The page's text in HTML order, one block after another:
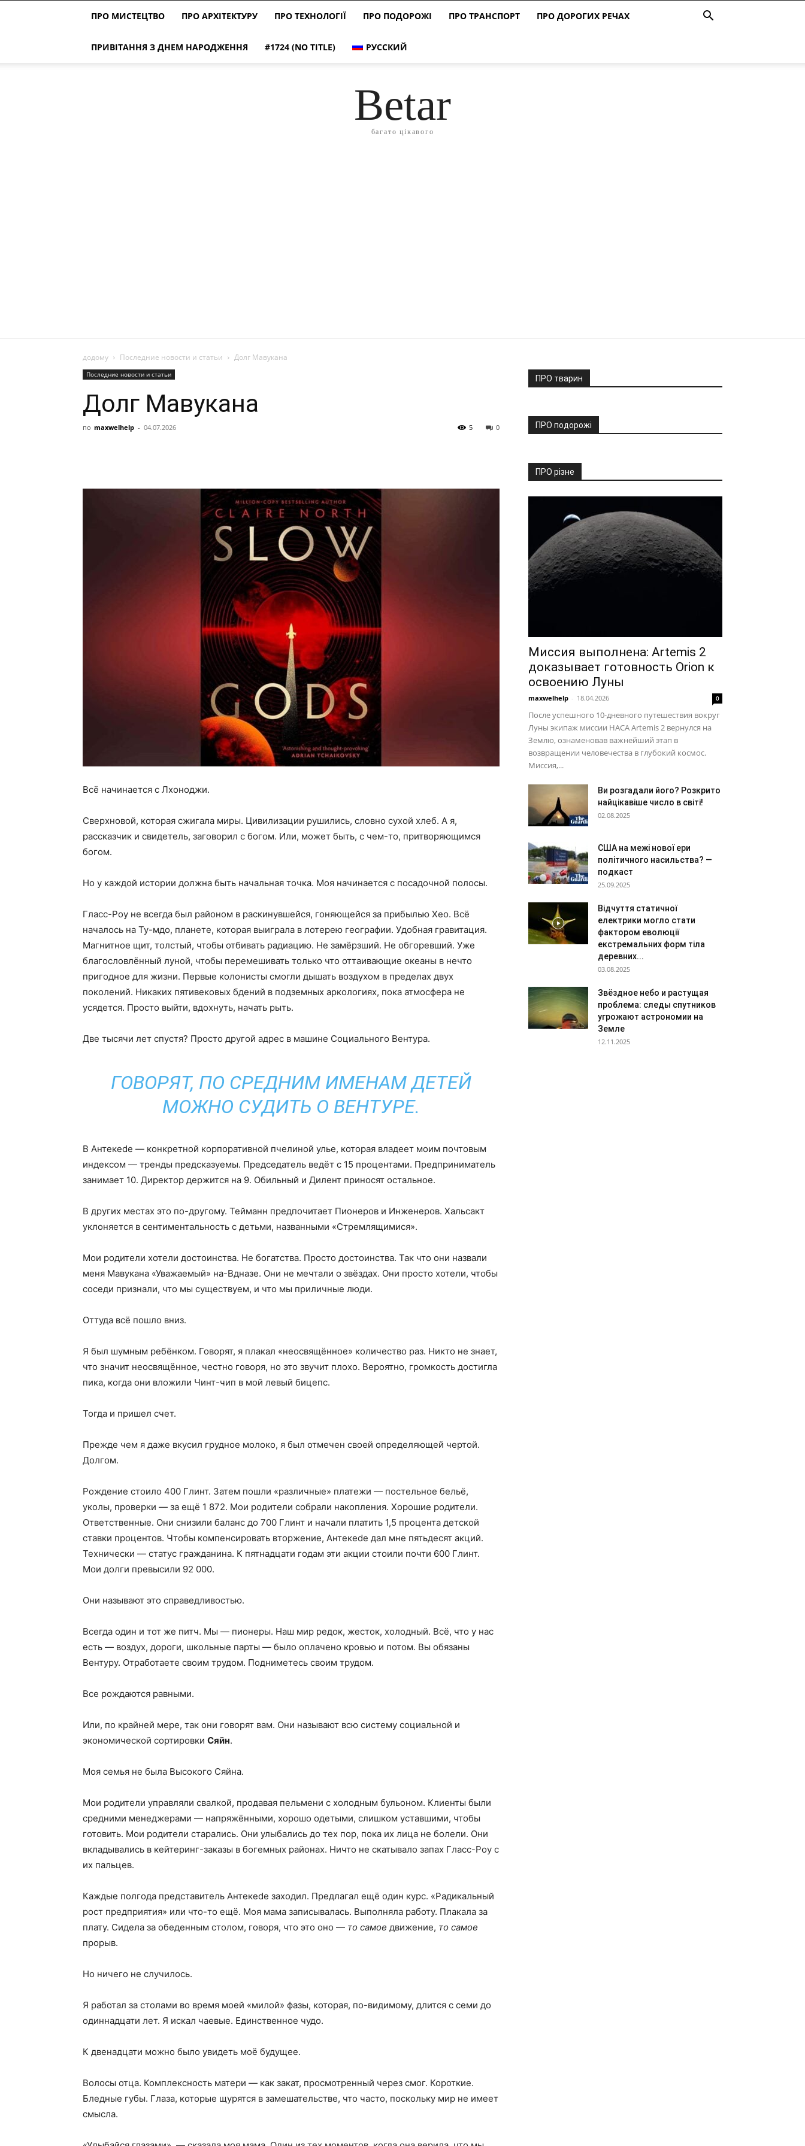
ПРО МИСТЕЦТВО ПРО АРХІТЕКТУРУ ПРО ТЕХНОЛОГІЇ ПРО ПОДОРОЖІ ПРО ТРАНСПОРТ ПРО ДОРОГИХ РЕЧАХ
ПРИВІТАННЯ З ДНЕМ НАРОДЖЕННЯ #1724 (NO TITLE) РУССКИЙ
Betar
багато цікавого
додому Последние новости и статьи Долг Мавукана
Последние новости и статьи
Долг Мавукана
по maxwelhelp - 04.07.2026 0
5
Всё начинается с Лхоноджи.
Сверхновой, которая сжигала миры. Цивилизации рушились, словно сухой хлеб. А я,
рассказчик и свидетель, заговорил с богом. Или, может быть, с чем-то, притворяющимся
богом.
Но у каждой истории должна быть начальная точка. Моя начинается с посадочной полосы.
Гласс-Роу не всегда был районом в раскинувшейся, гоняющейся за прибылью Хео. Всё
началось на Ту-мдо, планете, которая выиграла в лотерею географии. Удобная гравитация.
Магнитное щит, толстый, чтобы отбивать радиацию. Не замёрзший. Не обгоревший. Уже
благословлённый луной, чтобы перемешивать только что оттаивающие океаны в нечто
пригодное для жизни. Первые колонисты смогли дышать воздухом в пределах двух
поколений. Никаких пятивековых бдений в подземных аркологиях, пока атмосфера не
усядется. Просто выйти, вдохнуть, начать рыть.
Две тысячи лет спустя? Просто другой адрес в машине Социального Вентура.
ГОВОРЯТ, ПО СРЕДНИМ ИМЕНАМ ДЕТЕЙ
МОЖНО СУДИТЬ О ВЕНТУРЕ.
В Антекede — конкретной корпоративной пчелиной улье, которая владеет моим почтовым
индексом — тренды предсказуемы. Председатель ведёт с 15 процентами. Предприниматель
занимает 10. Директор держится на 9. Обильный и Дилент приносят остальное.
В других местах это по-другому. Тейманн предпочитает Пионеров и Инженеров. Хальсакт
уклоняется в сентиментальность с детьми, названными «Стремлящимися».
Мои родители хотели достоинства. Не богатства. Просто достоинства. Так что они назвали
меня Мавукана «Уважаемый» на-Вдназе. Они не мечтали о звёздах. Они просто хотели, чтобы
соседи признали, что мы существуем, и что мы приличные люди.
Оттуда всё пошло вниз.
Я был шумным ребёнком. Говорят, я плакал «неосвящённое» количество раз. Никто не знает,
что значит неосвящённое, честно говоря, но это звучит плохо. Вероятно, громкость достигла
пика, когда они вложили Чинт-чип в мой левый бицепс.
Тогда и пришел счет.
Прежде чем я даже вкусил грудное молоко, я был отмечен своей определяющей чертой.
Долгом.
Рождение стоило 400 Глинт. Затем пошли «различные» платежи — постельное бельё,
уколы, проверки — за ещё 1 872. Мои родители собрали накопления. Хорошие родители.
Ответственные. Они снизили баланс до 700 Глинт и начали платить 1,5 процента детской
ставки процентов. Чтобы компенсировать вторжение, Антекede дал мне пятьдесят акций.
Технически — статус гражданина. К пятнадцати годам эти акции стоили почти 600 Глинт.
Мои долги превысили 92 000.
Они называют это справедливостью.
Всегда один и тот же питч. Мы — пионеры. Наш мир редок, жесток, холодный. Всё, что у нас
есть — воздух, дороги, школьные парты — было оплачено кровью и потом. Вы обязаны
Вентуру. Отработаете своим трудом. Подниметесь своим трудом.
Все рождаются равными.
Или, по крайней мере, так они говорят вам. Они называют всю систему социальной и
экономической сортировки Сяйн.
Моя семья не была Высокого Сяйна.
Мои родители управляли свалкой, продавая пельмени с холодным бульоном. Клиенты были
средними менеджерами — напряжёнными, хорошо одетыми, слишком уставшими, чтобы
готовить. Мои родители старались. Они улыбались до тех пор, пока их лица не болели. Они
вкладывались в кейтеринг-заказы в богемных районах. Ничто не скатывало запах Гласс-Роу с
их пальцев.
Каждые полгода представитель Антекede заходил. Предлагал ещё один курс. «Радикальный
рост предприятия» или что-то ещё. Моя мама записывалась. Выполняла работу. Плакала за
плату. Сидела за обеденным столом, говоря, что это оно — то самое движение, то самое
прорыв.
Но ничего не случилось.
Я работал за столами во время моей «милой» фазы, которая, по-видимому, длится с семи до
одиннадцати лет. Я искал чаевые. Единственное чудо.
К двенадцати можно было увидеть моё будущее.
Волосы отца. Комплексность матери — как закат, просмотренный через смог. Короткие.
Бледные губы. Глаза, которые щурятся в замешательстве, что часто, поскольку мир не имеет
смысла.
ПРО тварин
ПРО подорожі
ПРО різне
Миссия выполнена: Artemis 2
доказывает готовность Orion к
освоению Луны
maxwelhelp - 18.04.2026 0
После успешного 10-дневного путешествия вокруг
Луны экипаж миссии НАСА Artemis 2 вернулся на
Землю, ознаменовав важнейший этап в
возвращении человечества в глубокий космос.
Миссия,...
Ви розгадали його? Розкрито
найцікавіше число в світі!
02.08.2025
США на межі нової ери
політичного насильства? —
подкаст
25.09.2025
Відчуття статичної
електрики могло стати
фактором еволюції
екстремальних форм тіла
деревних...
03.08.2025
Звёздное небо и растущая
проблема: следы спутников
угрожают астрономии на
Земле
12.11.2025